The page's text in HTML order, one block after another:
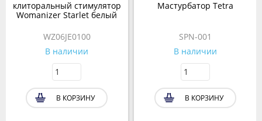
клиторальный стимулятор
Womanizer Starlet белый
WZ06JE0100
В наличии
В КОРЗИНУ
Мастурбатор Tetra
SPN-001
В наличии
В КОРЗИНУ